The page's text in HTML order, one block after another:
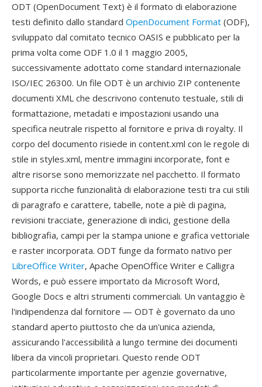
ODT (OpenDocument Text) è il formato di elaborazione
testi definito dallo standard OpenDocument Format (ODF),
sviluppato dal comitato tecnico OASIS e pubblicato per la
prima volta come ODF 1.0 il 1 maggio 2005,
successivamente adottato come standard internazionale
ISO/IEC 26300. Un file ODT è un archivio ZIP contenente
documenti XML che descrivono contenuto testuale, stili di
formattazione, metadati e impostazioni usando una
specifica neutrale rispetto al fornitore e priva di royalty. Il
corpo del documento risiede in content.xml con le regole di
stile in styles.xml, mentre immagini incorporate, font e
altre risorse sono memorizzate nel pacchetto. Il formato
supporta ricche funzionalità di elaborazione testi tra cui stili
di paragrafo e carattere, tabelle, note a piè di pagina,
revisioni tracciate, generazione di indici, gestione della
bibliografia, campi per la stampa unione e grafica vettoriale
e raster incorporata. ODT funge da formato nativo per
LibreOffice Writer, Apache OpenOffice Writer e Calligra
Words, e può essere importato da Microsoft Word,
Google Docs e altri strumenti commerciali. Un vantaggio è
l'indipendenza dal fornitore — ODT è governato da uno
standard aperto piuttosto che da un'unica azienda,
assicurando l'accessibilità a lungo termine dei documenti
libera da vincoli proprietari. Questo rende ODT
particolarmente importante per agenzie governative,